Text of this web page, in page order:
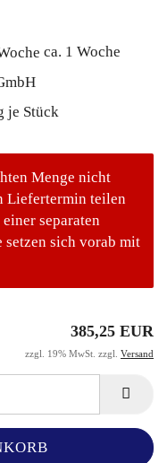
ca. 1 Woche
je Stück
Menge nicht
Liefertermin teilen
separaten
sich vorab mit
385,25 EUR
zzgl. 19% MwSt. zzgl. Versand